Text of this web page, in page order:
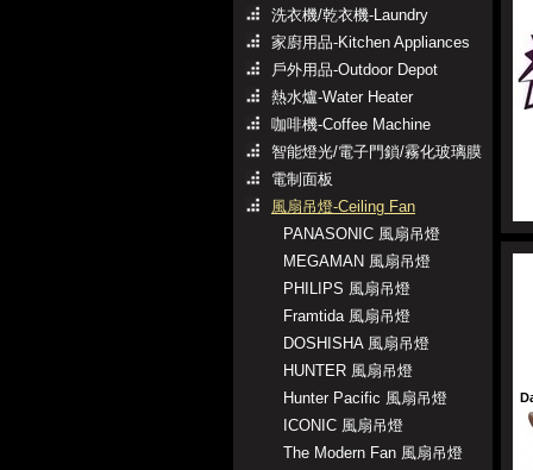
洗衣機/乾衣機-Laundry
家廚用品-Kitchen Appliances
戶外用品-Outdoor Depot
熱水爐-Water Heater
咖啡機-Coffee Machine
智能燈光/電子門鎖/霧化玻璃膜
電制面板
風扇吊燈-Ceiling Fan
PANASONIC 風扇吊燈
MEGAMAN 風扇吊燈
PHILIPS 風扇吊燈
Framtida 風扇吊燈
DOSHISHA 風扇吊燈
HUNTER 風扇吊燈
Hunter Pacific 風扇吊燈
ICONIC 風扇吊燈
The Modern Fan 風扇吊燈